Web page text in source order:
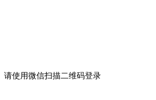
请使用微信扫描二维码登录